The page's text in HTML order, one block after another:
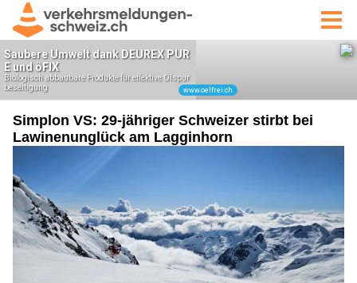
Simplon VS: 29-jähriger Schweizer stirbt bei
Lawinenunglück am Lagginhorn